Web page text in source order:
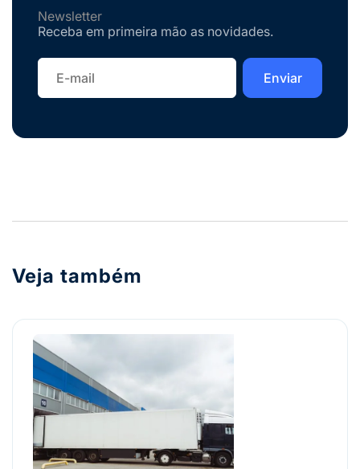
Newsletter
Receba em primeira mão as novidades.
Veja também